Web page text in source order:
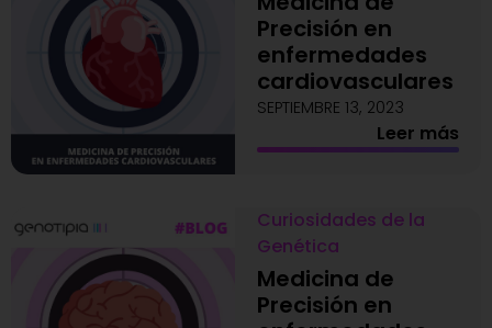
Precisión en
enfermedades
cardiovasculares
SEPTIEMBRE 13, 2023
Leer más
Curiosidades de la
Genética
Medicina de
Precisión en